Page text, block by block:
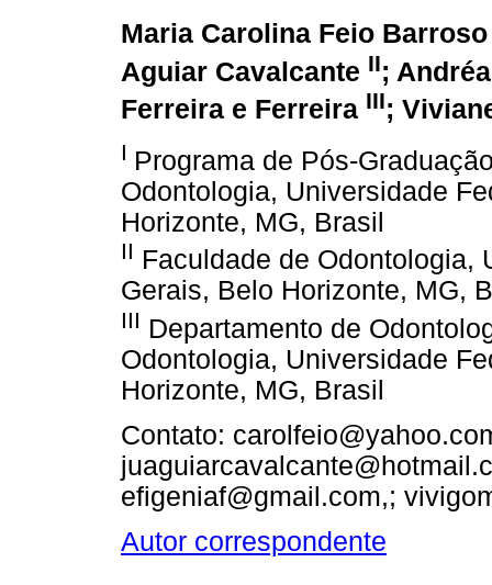
Maria Carolina Feio
Aguiar Cavalcante II;
Ferreira e Ferreira III;
I Programa de Pós-
Odontologia, Universidade
Horizonte, MG, Brasil
II Faculdade de Odontologia,
Gerais, Belo Horizonte, MG,
III Departamento de
Odontologia, Universidade
Horizonte, MG, Brasil
Contato:
efigeniaf@gmail.com,;
Autor correspondente